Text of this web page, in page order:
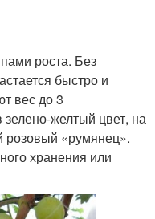
роста. Без
быстро и
вес до 3
желтый цвет, на
розовый «румянец».
хранения или